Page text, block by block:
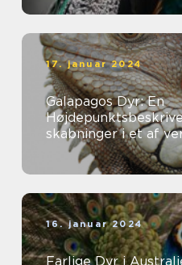
17. januar 2024
Galapagos Dyr: En
skabninger i et af
fascinerende
16. januar 2024
Farlige Dyr i